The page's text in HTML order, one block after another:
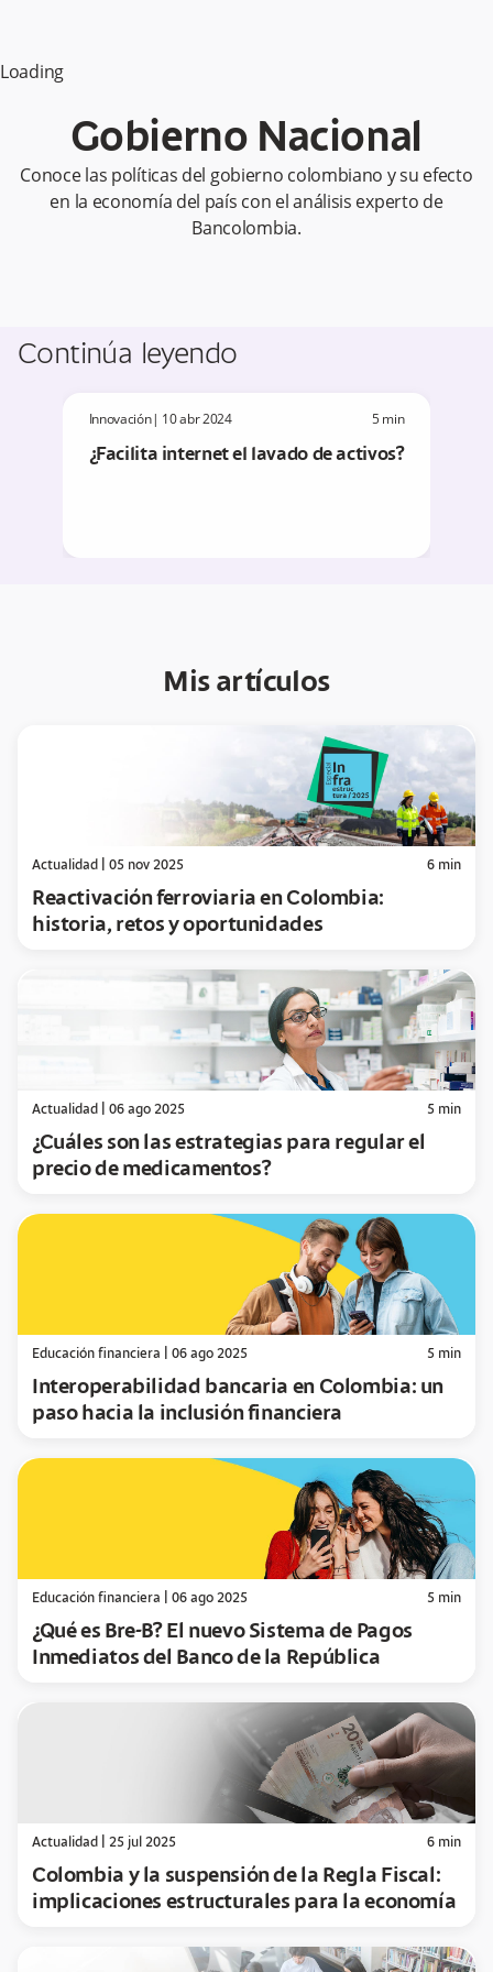
Loading
Gobierno Nacional
Conoce las políticas del gobierno colombiano y su efecto
en la economía del país con el análisis experto de
Bancolombia.
Continúa leyendo
Innovación| 10 abr 2024 5min
¿Facilita internet el lavado de activos?
Mis artículos
Actualidad 05 nov 2025 6 min
Reactivación ferroviaria en Colombia:
historia, retos y oportunidades
Actualidad 06 ago 2025 5 min
¿Cuáles son las estrategias para regular el
precio de medicamentos?
Educación financiera 06 ago 2025 5 min
Interoperabilidad bancaria en Colombia: un
paso hacia la inclusión financiera
Educación financiera 06 ago 2025 5 min
¿Qué es Bre-B? El nuevo Sistema de Pagos
Inmediatos del Banco de la República
Actualidad 25 jul 2025 6 min
Colombia y la suspensión de la Regla Fiscal:
implicaciones estructurales para la economía